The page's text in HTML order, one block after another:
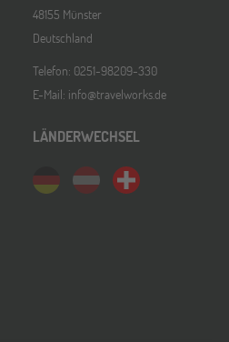
48155 Münster
Deutschland
Telefon: 0251-98209-330
E-Mail: info@travelworks.de
LÄNDERWECHSEL